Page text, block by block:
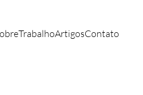
TrabalhoArtigosContato